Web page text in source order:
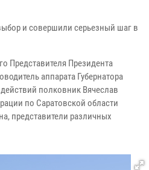
и совершили серьезный шаг в
Представителя Президента
аппарата Губернатора
полковник Вячеслав
по Саратовской области
представители различных